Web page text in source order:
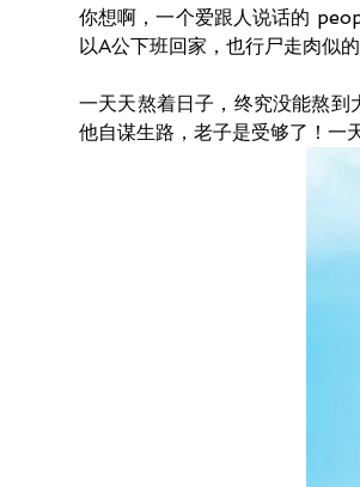
你想啊，一个爱跟人说话的
以A公下班回家，也行尸走肉似
一天天熬着日子，终究没能熬
他自谋生路，老子是受够了！一